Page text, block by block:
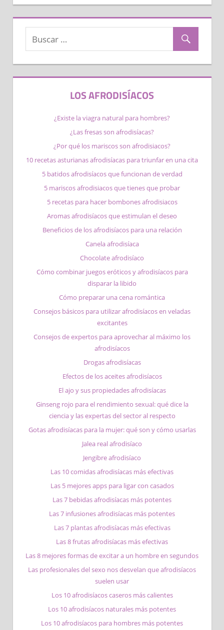
LOS AFRODISÍACOS
¿Existe la viagra natural para hombres?
¿Las fresas son afrodisíacas?
¿Por qué los mariscos son afrodisiacos​?
10 recetas asturianas afrodisíacas para triunfar en una cita
5 batidos afrodisíacos que funcionan de verdad
5 mariscos afrodisiacos que tienes que probar
5 recetas para hacer bombones afrodisiacos
Aromas afrodisíacos que estimulan el deseo
Beneficios de los afrodisíacos para una relación
Canela afrodisíaca
Chocolate afrodisíaco
Cómo combinar juegos eróticos y afrodisíacos para
disparar la libido
Cómo preparar una cena romántica
Consejos básicos para utilizar afrodisíacos en veladas
excitantes
Consejos de expertos para aprovechar al máximo los
afrodisíacos
Drogas afrodisíacas
Efectos de los aceites afrodisíacos
El ajo y sus propiedades afrodisíacas
Ginseng rojo para el rendimiento sexual: qué dice la
ciencia y las expertas del sector al respecto
Gotas afrodisíacas para la mujer: qué son y cómo usarlas
Jalea real afrodisíaco
Jengibre afrodisíaco
Las 10 comidas afrodisíacas más efectivas
Las 5 mejores apps para ligar con casados
Las 7 bebidas afrodisíacas más potentes
Las 7 infusiones afrodisíacas más potentes
Las 7 plantas afrodisíacas más efectivas
Las 8 frutas afrodisíacas más efectivas
Las 8 mejores formas de excitar a un hombre en segundos
Las profesionales del sexo nos desvelan que afrodisíacos
suelen usar
Los 10 afrodisíacos caseros más calientes
Los 10 afrodisíacos naturales más potentes
Los 10 afrodisíacos para hombres más potentes